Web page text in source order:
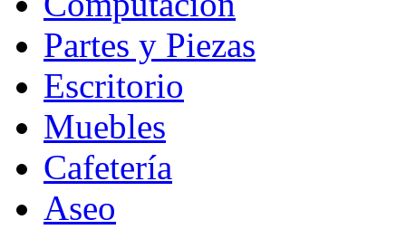
Partes y Piezas
Escritorio
Muebles
Cafetería
Aseo